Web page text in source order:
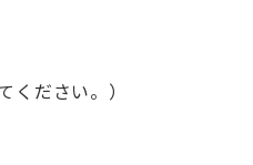
ください。）